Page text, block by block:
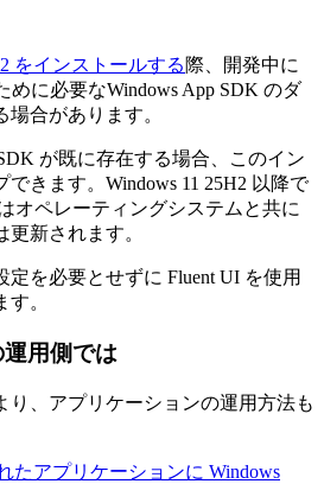
をインストールする際、開発中に
めに必要なWindows App SDK のダ
合があります。
が既に存在する場合、このイン
きます。Windows 11 25H2 以降で
オペレーティングシステムと共に
新されます。
を必要とせずに Fluent UI を使用
。
用側では
り、アプリケーションの運用方法も
たアプリケーションに Windows